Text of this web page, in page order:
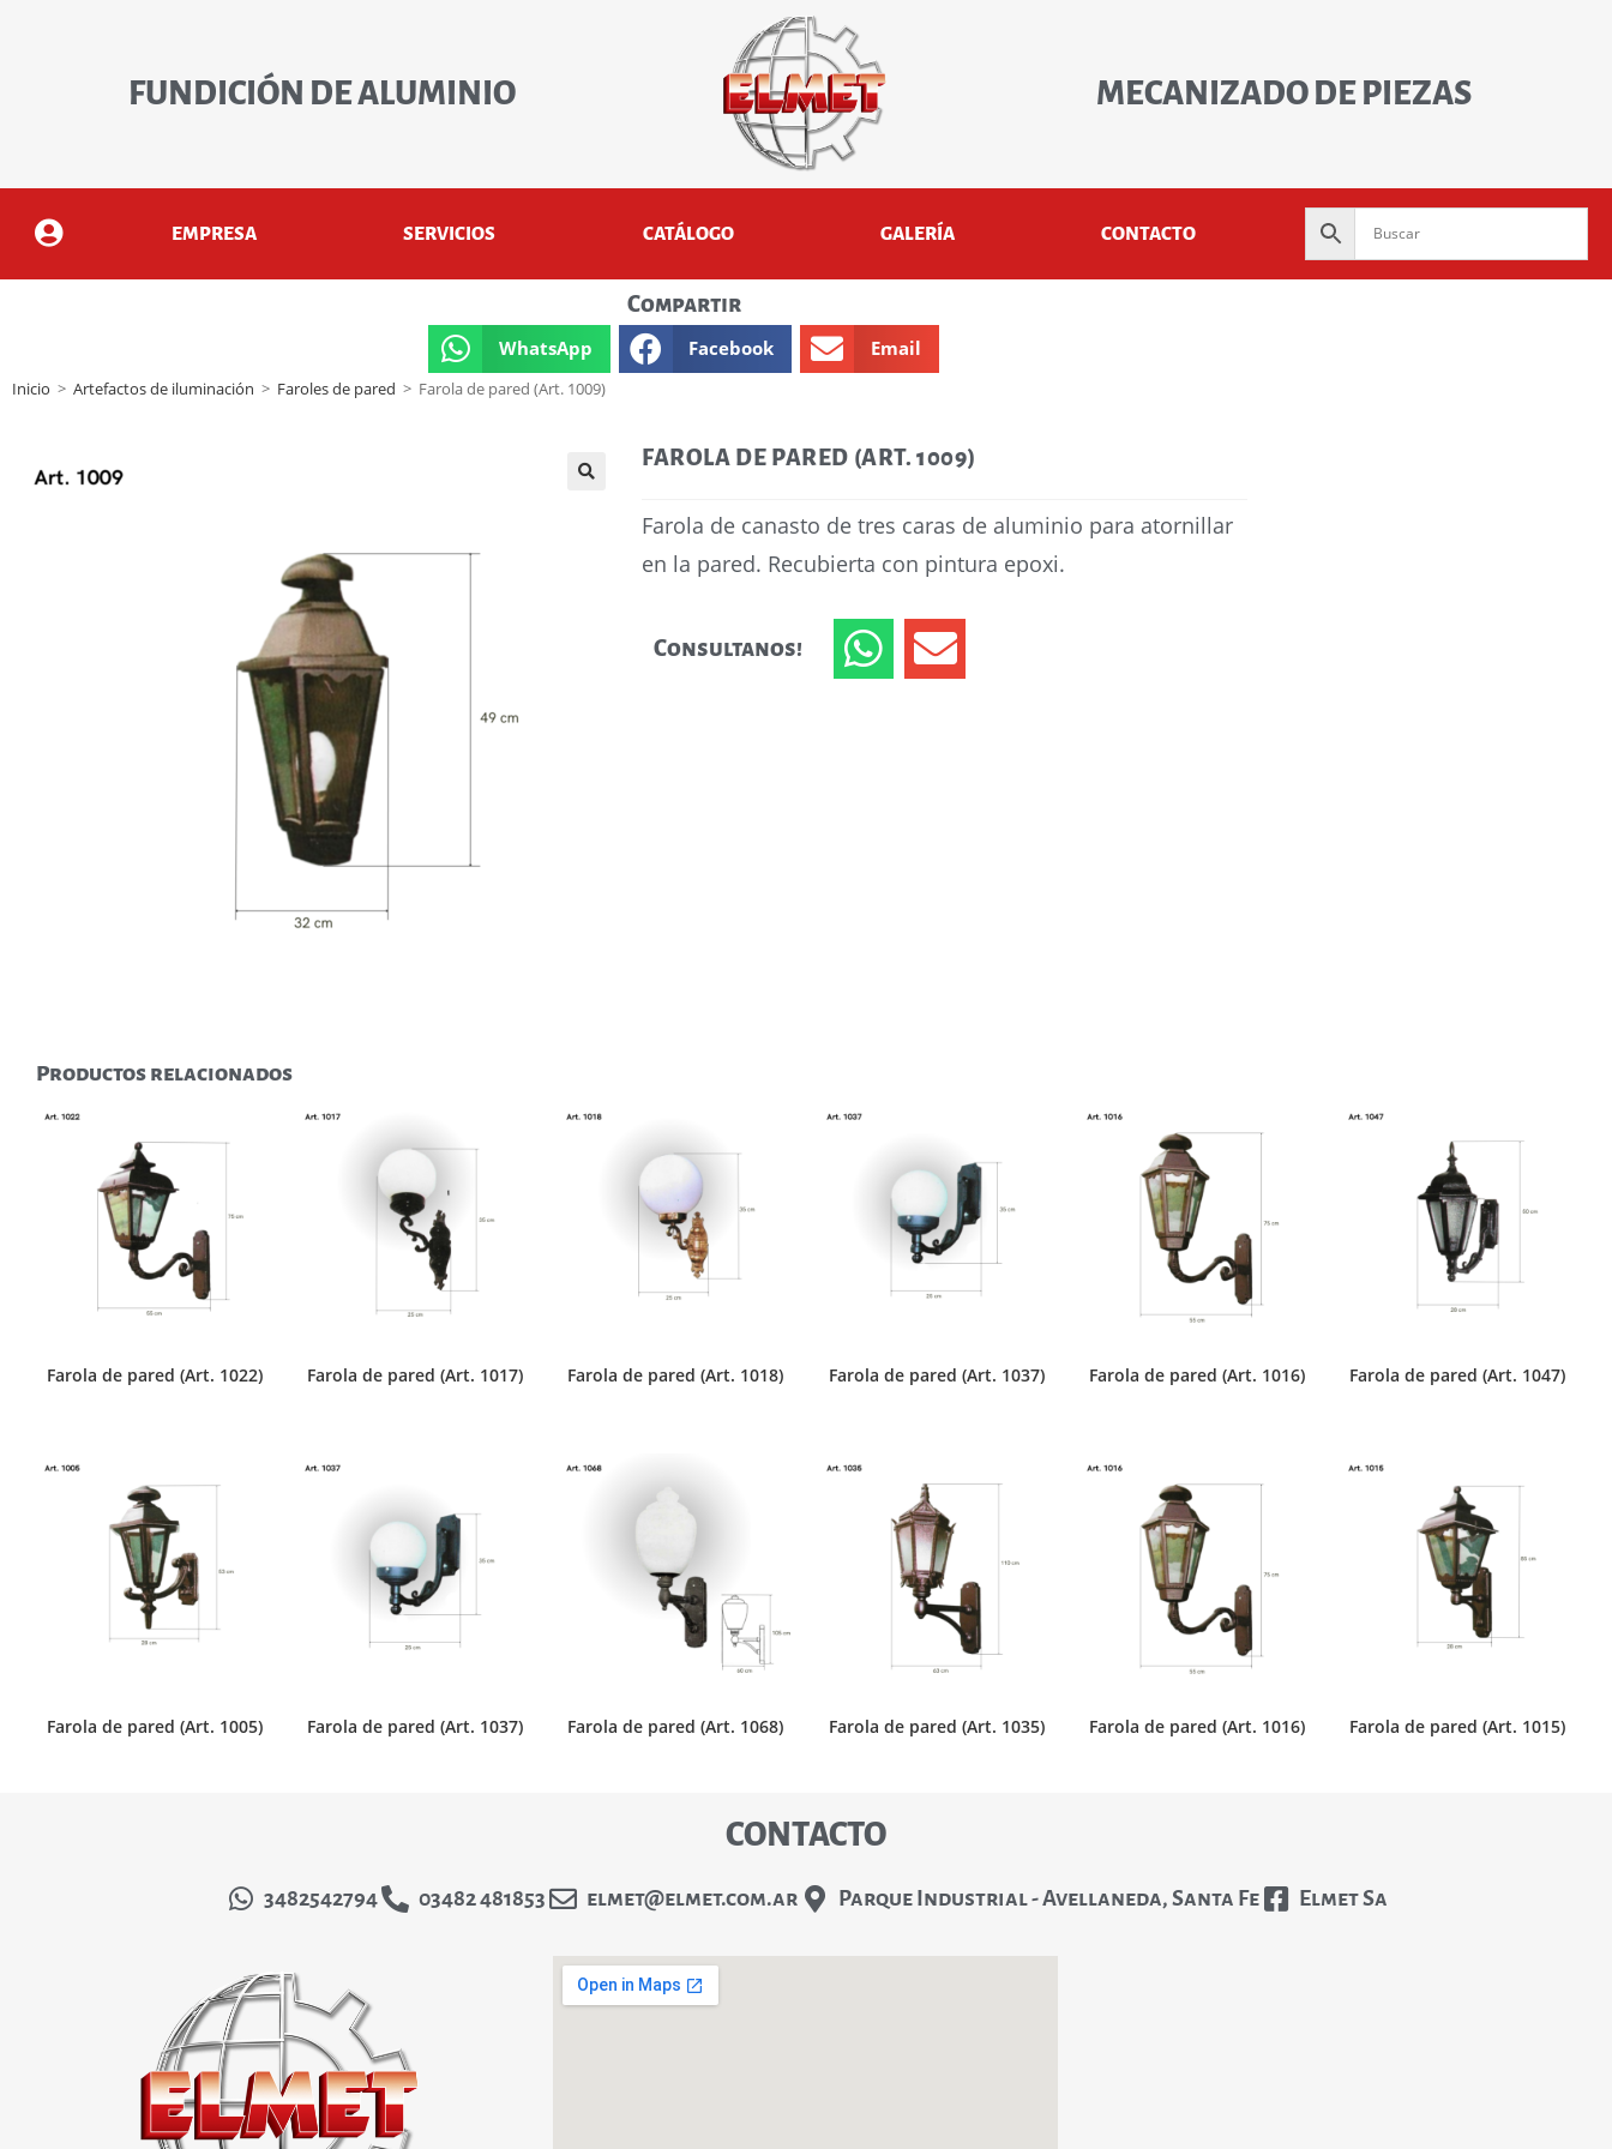
FUNDICIÓN DE ALUMINIO MECANIZADO DE PIEZAS
EMPRESA SERVICIOS CATÁLOGO GALERÍA CONTACTO
Compartir
WhatsApp Facebook Email
Inicio > Artefactos de iluminación > Faroles de pared > Farola de pared (Art. 1009)
FAROLA DE PARED (ART. 1009)
Farola de canasto de tres caras de aluminio para atornillar
en la pared. Recubierta con pintura epoxi.
Consultanos!
Productos relacionados
Farola de pared (Art. 1022) Farola de pared (Art. 1017) Farola de pared (Art. 1018) Farola de pared (Art. 1037) Farola de pared (Art. 1016) Farola de pared (Art. 1047)
Farola de pared (Art. 1005) Farola de pared (Art. 1037) Farola de pared (Art. 1068) Farola de pared (Art. 1035) Farola de pared (Art. 1016) Farola de pared (Art. 1015)
CONTACTO
3482542794 03482 481853 elmet@elmet.com.ar Parque Industrial - Avellaneda, Santa Fe Elmet Sa